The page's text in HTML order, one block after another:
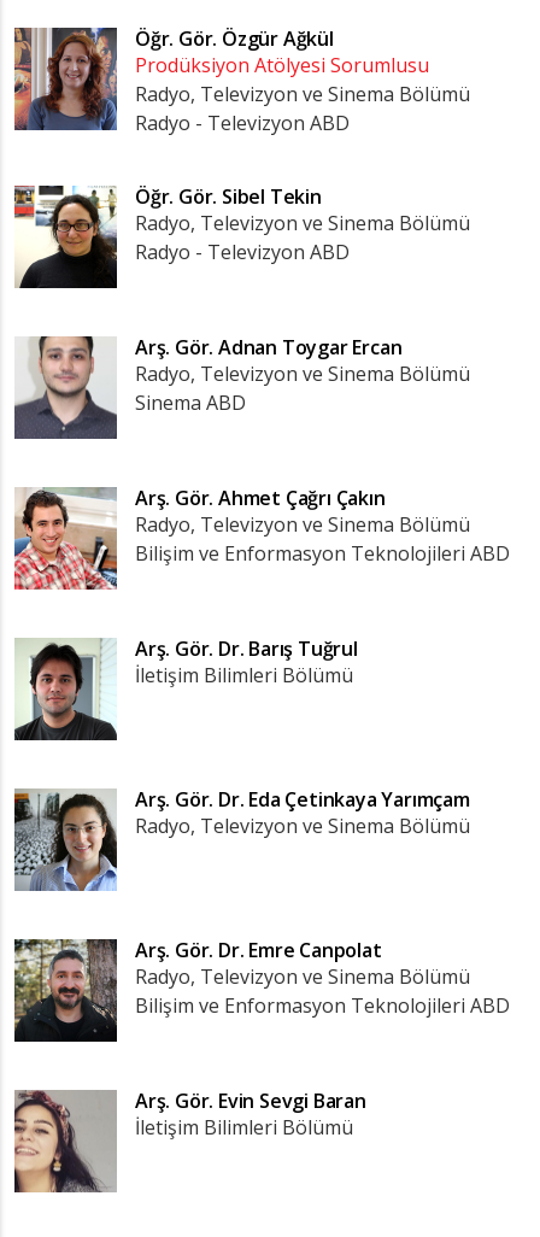
Öğr. Gör. Özgür Ağkül
Prodüksiyon Atölyesi Sorumlusu
Radyo, Televizyon ve Sinema Bölümü
Radyo - Televizyon ABD
Öğr. Gör. Sibel Tekin
Radyo, Televizyon ve Sinema Bölümü
Radyo - Televizyon ABD
Arş. Gör. Adnan Toygar Ercan
Radyo, Televizyon ve Sinema Bölümü
Sinema ABD
Arş. Gör. Ahmet Çağrı Çakın
Radyo, Televizyon ve Sinema Bölümü
Bilişim ve Enformasyon Teknolojileri ABD
Arş. Gör. Dr. Barış Tuğrul
İletişim Bilimleri Bölümü
Arş. Gör. Dr. Eda Çetinkaya Yarımçam
Radyo, Televizyon ve Sinema Bölümü
Arş. Gör. Dr. Emre Canpolat
Radyo, Televizyon ve Sinema Bölümü
Bilişim ve Enformasyon Teknolojileri ABD
Arş. Gör. Evin Sevgi Baran
İletişim Bilimleri Bölümü